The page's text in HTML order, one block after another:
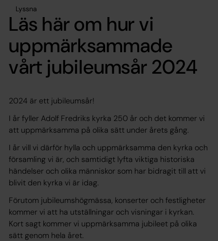
Lyssna
Läs här om hur vi
uppmärksammade
vårt jubileumsår 2024
2024 är ett jubileumsår!
I år fyller Adolf Fredriks kyrka 250 år och det kommer vi
att uppmärksamma på olika sätt under årets gång.
I år vill vi därför hylla och uppmärksamma den kyrka och
församling vi är, och samtidigt lyfta viktiga historiska
händelser och olika människor som har bidragit till att vi
blivit den kyrka vi är idag.
Förutom jubileumshögmässa, konserter och festligheter
kommer vi att ha utställningar och visningar i kyrkan.
Kort sagt kommer vi uppmärksamma jubileet på olika
sätt genom hela året.